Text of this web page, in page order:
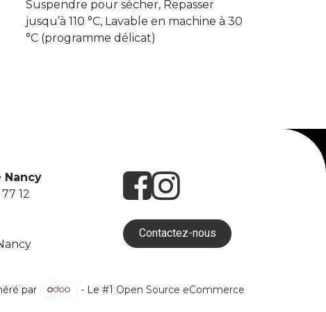
Suspendre pour sécher, Repasser
jusqu’à 110 °C, Lavable en machine à 30
°C (programme délicat)
Nancy
12
Contactez-nous
par - Le #1 Open Source eCommerce